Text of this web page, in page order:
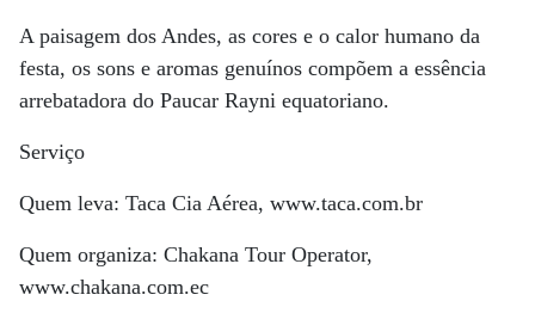
A paisagem dos Andes, as cores e o calor humano da
festa, os sons e aromas genuínos compõem a essência
arrebatadora do Paucar Rayni equatoriano.
Serviço
Quem leva: Taca Cia Aérea, www.taca.com.br
Quem organiza: Chakana Tour Operator,
www.chakana.com.ec